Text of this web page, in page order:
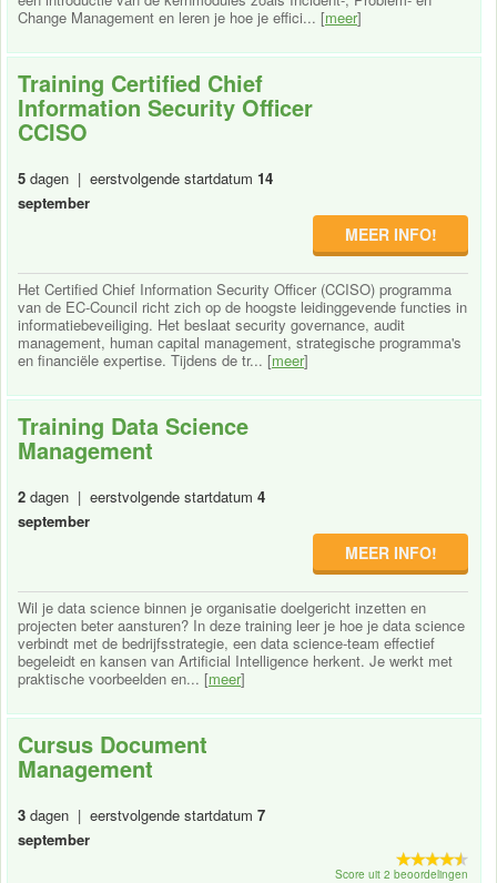
Change Management en leren je hoe je effici... [meer]
Training Certified Chief
Information Security Officer
CCISO
5 dagen | eerstvolgende startdatum 14
september
MEER INFO!
Het Certified Chief Information Security Officer (CCISO) programma
van de EC-Council richt zich op de hoogste leidinggevende functies in
informatiebeveiliging. Het beslaat security governance, audit
management, human capital management, strategische programma's
en financiële expertise. Tijdens de tr... [meer]
Training Data Science
Management
2 dagen | eerstvolgende startdatum 4
september
MEER INFO!
Wil je data science binnen je organisatie doelgericht inzetten en
projecten beter aansturen? In deze training leer je hoe je data science
verbindt met de bedrijfsstrategie, een data science-team effectief
begeleidt en kansen van Artificial Intelligence herkent. Je werkt met
praktische voorbeelden en... [meer]
Cursus Document
Management
3 dagen | eerstvolgende startdatum 7
september
Score uit 2 beoordelingen